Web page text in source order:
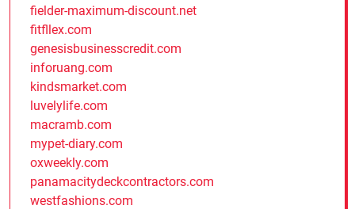
fielder-maximum-discount.net
fitfllex.com
genesisbusinesscredit.com
inforuang.com
kindsmarket.com
luvelylife.com
macramb.com
mypet-diary.com
oxweekly.com
panamacitydeckcontractors.com
westfashions.com